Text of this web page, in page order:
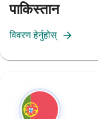
पाकिस्तान
विवरण हेर्नुहोस्